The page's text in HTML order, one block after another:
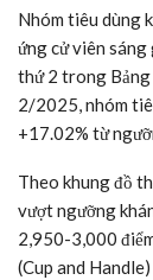
Nhóm tiêu dùng
ứng cử viên
thứ 2 trong
2/2025, nhóm
+17.02% từ
Theo khung đồ
vượt ngưỡng
2,950-3,000
(Cup and